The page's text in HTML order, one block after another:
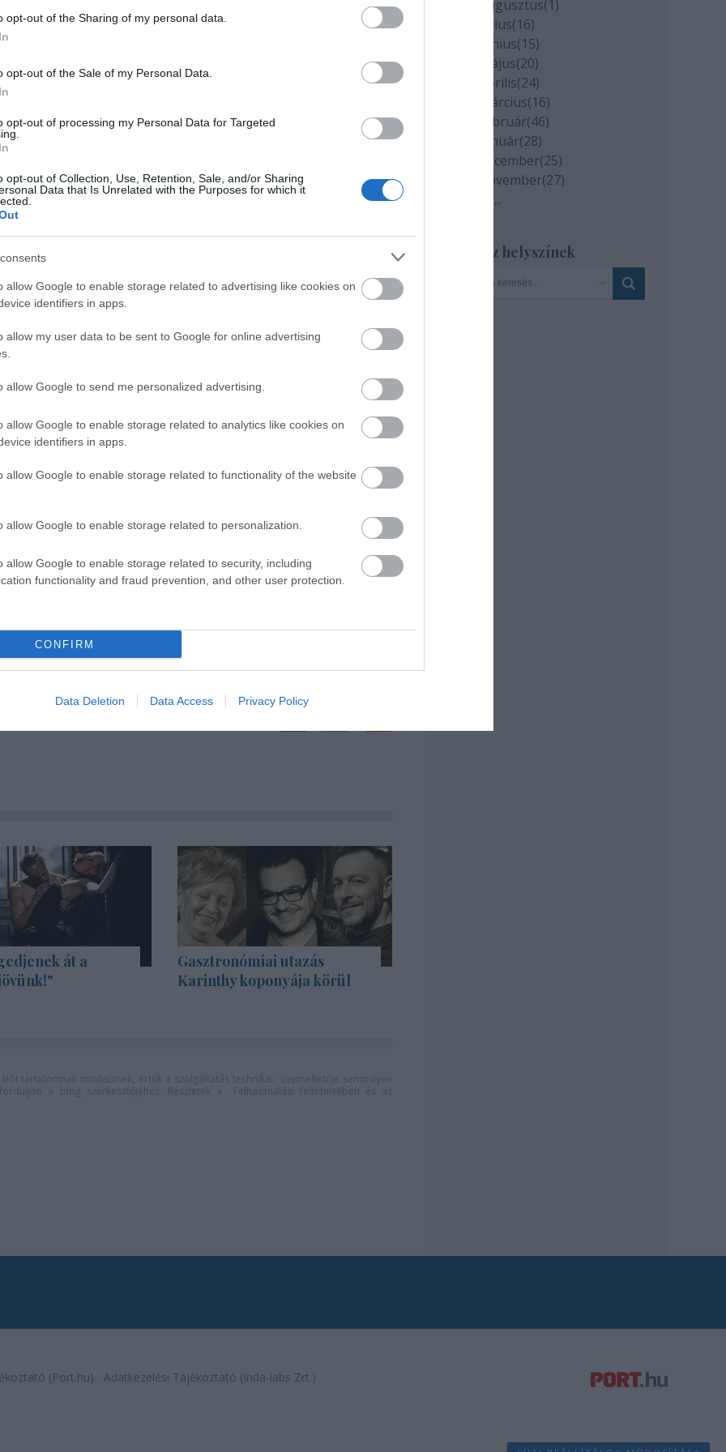
opt-out of the Sharing of my personal data.
opt-out of the Sale of my Personal Data.
opt-out of processing my Personal Data for Targeted
opt-out of Collection, Use, Retention, Sale, and/or Sharing
Data that Is Unrelated with the Purposes for which it
allow Google to enable storage related to advertising like cookies on
identifiers in apps.
allow my user data to be sent to Google for online advertising
allow Google to send me personalized advertising.
allow Google to enable storage related to analytics like cookies on
identifiers in apps.
allow Google to enable storage related to functionality of the website
allow Google to enable storage related to personalization.
allow Google to enable storage related to security, including
functionality and fraud prevention, and other user protection.
CONFIRM
Data Deletion Data Access Privacy Policy
óta próbál a Kossuth-díjas koreográfus. „Nagyon
Pályám során először dolgozom
mást lehet kihozni belőlük, mint a balettosokból. A
a darabban: nagyon hatásos, ahogyan kidobogják
balettet láthatnak majd a nézők, hanem egy
építő táncművet. Azt szeretném, ha a nézők
be olyan táncosokat is, akik nem
szereplőnk is. Színes, változatos
- árulta el a koreográfus.
a közönség a Szegedi Szabadtéri Játékokon. A
át a
Gasztronómiai utazás
Karinthy koponyája körül
2020 augusztus(1)
2020 július(16)
2020 június(15)
2020 május(20)
2020 április(24)
2020 március(16)
2020 február(46)
2020 január(28)
2019 december(25)
2019 november(27)
...
Szinház helyszínek
(Port.hu) Adatkezelési Tájékoztató (Inda-labs Zrt.)